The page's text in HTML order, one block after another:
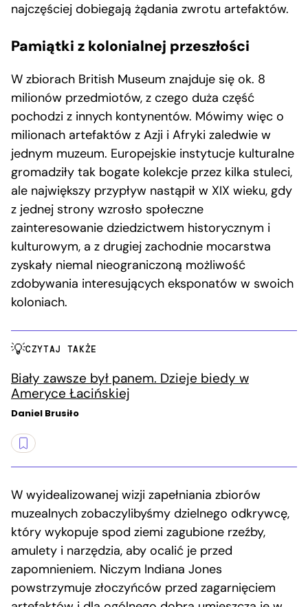
najczęściej dobiegają żądania zwrotu artefaktów.
Pamiątki z kolonialnej przeszłości
W zbiorach British Museum znajduje się ok. 8
milionów przedmiotów, z czego duża część
pochodzi z innych kontynentów. Mówimy więc o
milionach artefaktów z Azji i Afryki zaledwie w
jednym muzeum. Europejskie instytucje kulturalne
gromadziły tak bogate kolekcje przez kilka stuleci,
ale największy przypływ nastąpił w XIX wieku, gdy
z jednej strony wzrosło społeczne
zainteresowanie dziedzictwem historycznym i
kulturowym, a z drugiej zachodnie mocarstwa
zyskały niemal nieograniczoną możliwość
zdobywania interesujących eksponatów w swoich
koloniach.
CZYTAJ TAKŻE
Biały zawsze był panem. Dzieje biedy w
Ameryce Łacińskiej
Daniel Brusiło
W wyidealizowanej wizji zapełniania zbiorów
muzealnych zobaczylibyśmy dzielnego odkrywcę,
który wykopuje spod ziemi zagubione rzeźby,
amulety i narzędzia, aby ocalić je przed
zapomnieniem. Niczym Indiana Jones
powstrzymuje złoczyńców przed zagarnięciem